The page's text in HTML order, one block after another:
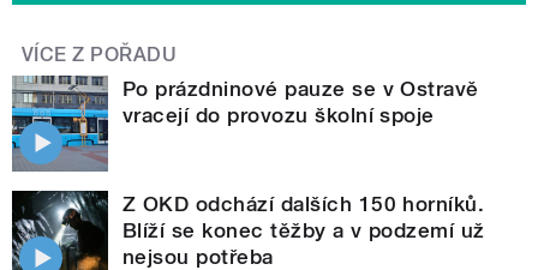
VÍCE Z POŘADU
Po prázdninové pauze se v Ostravě
vracejí do provozu školní spoje
Z OKD odchází dalších 150 horníků.
Blíží se konec těžby a v podzemí už
nejsou potřeba